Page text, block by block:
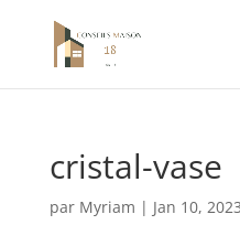
cristal-vase
par Myriam | Jan 10, 2023